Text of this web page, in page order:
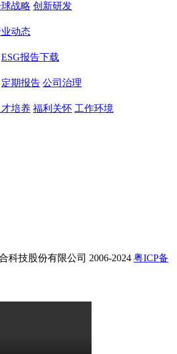
战略 创新研发
动态
ESG报告下载
定期报告 公司治理
才培养 福利关怀 工作环境
科技股份有限公司 2006-2024 粤ICP备